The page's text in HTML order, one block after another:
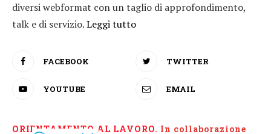
diversi webformat con un taglio di approfondimento,
talk e di servizio.Leggi tutto
FACEBOOK TWITTER
YOUTUBE EMAIL
ORIENTAMENTO AL LAVORO. In collaborazione